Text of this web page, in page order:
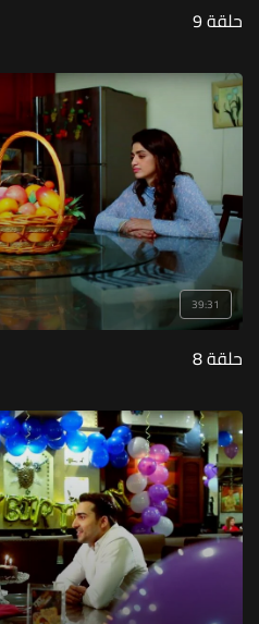
حلقة 9
39:31
حلقة 8